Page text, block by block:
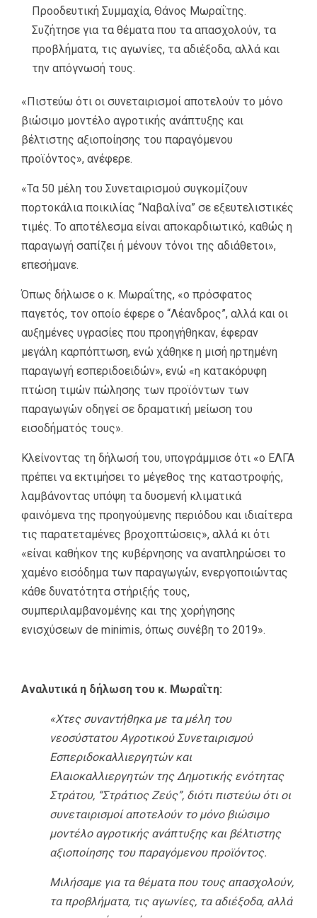
Προοδευτική Συμμαχία, Θάνος Μωραΐτης.
Συζήτησε για τα θέματα που τα απασχολούν, τα
προβλήματα, τις αγωνίες, τα αδιέξοδα, αλλά και
την απόγνωσή τους.
«Πιστεύω ότι οι συνεταιρισμοί αποτελούν το μόνο
βιώσιμο μοντέλο αγροτικής ανάπτυξης και
βέλτιστης αξιοποίησης του παραγόμενου
προϊόντος», ανέφερε.
«Τα 50 μέλη του Συνεταιρισμού συγκομίζουν
πορτοκάλια ποικιλίας “Ναβαλίνα” σε εξευτελιστικές
τιμές. Το αποτέλεσμα είναι αποκαρδιωτικό, καθώς η
παραγωγή σαπίζει ή μένουν τόνοι της αδιάθετοι»,
επεσήμανε.
Όπως δήλωσε ο κ. Μωραΐτης, «ο πρόσφατος
παγετός, τον οποίο έφερε ο “Λέανδρος”, αλλά και οι
αυξημένες υγρασίες που προηγήθηκαν, έφεραν
μεγάλη καρπόπτωση, ενώ χάθηκε η μισή ηρτημένη
παραγωγή εσπεριδοειδών», ενώ «η κατακόρυφη
πτώση τιμών πώλησης των προϊόντων των
παραγωγών οδηγεί σε δραματική μείωση του
εισοδήματός τους».
Κλείνοντας τη δήλωσή του, υπογράμμισε ότι «ο ΕΛΓΑ
πρέπει να εκτιμήσει το μέγεθος της καταστροφής,
λαμβάνοντας υπόψη τα δυσμενή κλιματικά
φαινόμενα της προηγούμενης περιόδου και ιδιαίτερα
τις παρατεταμένες βροχοπτώσεις», αλλά κι ότι
«είναι καθήκον της κυβέρνησης να αναπληρώσει το
χαμένο εισόδημα των παραγωγών, ενεργοποιώντας
κάθε δυνατότητα στήριξής τους,
συμπεριλαμβανομένης και της χορήγησης
ενισχύσεων de minimis, όπως συνέβη το 2019».
Αναλυτικά η δήλωση του κ. Μωραΐτη:
«Χτες συναντήθηκα με τα μέλη του
νεοσύστατου Αγροτικού Συνεταιρισμού
Εσπεριδοκαλλιεργητών και
Ελαιοκαλλιεργητών της Δημοτικής ενότητας
Στράτου, “Στράτιος Ζεύς”, διότι πιστεύω ότι οι
συνεταιρισμοί αποτελούν το μόνο βιώσιμο
μοντέλο αγροτικής ανάπτυξης και βέλτιστης
αξιοποίησης του παραγόμενου προϊόντος.
Μιλήσαμε για τα θέματα που τους απασχολούν,
τα προβλήματα, τις αγωνίες, τα αδιέξοδα, αλλά